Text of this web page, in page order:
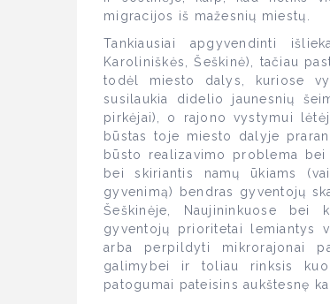
migracijos iš mažesnių miestų.
Tankiausiai apgyvendinti
Karoliniškės, Šeškinė), tačiau
todėl miesto dalys, kuriose
susilaukia didelio jaunesnių
pirkėjai), o rajono vystymui
būstas toje miesto dalyje
būsto realizavimo problema
bei skiriantis namų ūkiams
gyvenimą) bendras gyventojų
Šeškinėje, Naujininkuose bei
gyventojų prioritetai lemiantys
arba perpildyti mikrorajonai
galimybei ir toliau rinksis
patogumai pateisins aukštesnę